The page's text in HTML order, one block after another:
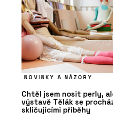
NOVINKY A NÁZORY
Chtěl jsem nosit perly,
výstavě Tělák se
skličujícími příběhy